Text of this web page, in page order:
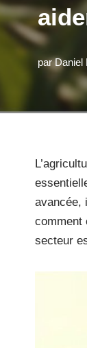
parDaniel
avancée,
comment
secteur